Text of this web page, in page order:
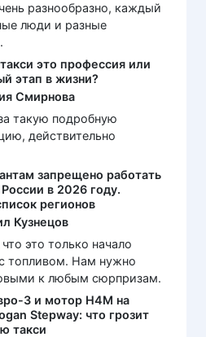
разнообразно, каждый
люди и разные
это профессия или
этап в жизни?
Смирнова
такую подробную
действительно
запрещено работать
России в 2026 году.
регионов
Кузнецов
это только начало
топливом. Нам нужно
к любым сюрпризам.
3 и мотор H4M на
Stepway: что грозит
такси